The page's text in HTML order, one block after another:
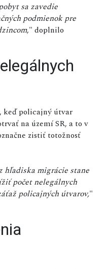
sa zavedie
podmienok pre
," doplnilo
keď policajný útvar
na území SR, a to v
zistiť totožnosť
hľadiska migrácie stane
počet nelegálnych
policajných útvarov,"